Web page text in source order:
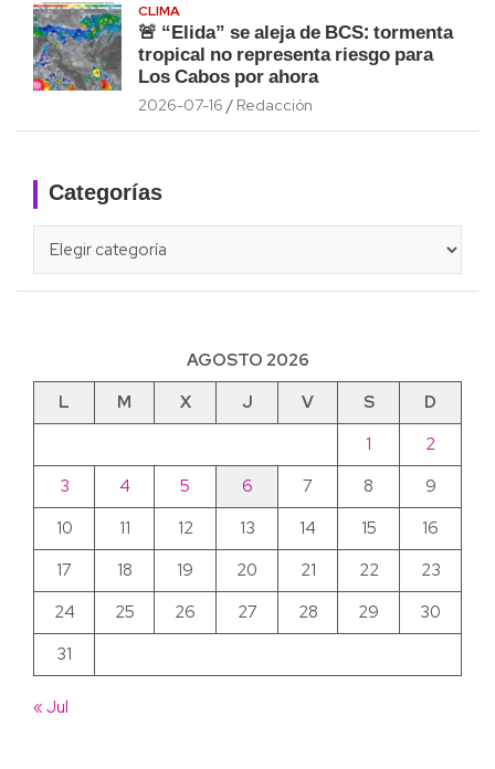
CLIMA
🚨 “Elida” se aleja de BCS: tormenta
tropical no representa riesgo para
Los Cabos por ahora
2026-07-16 Redacción
Categorías
AGOSTO 2026
L
M X J V S
D
1
2
3
4 5 6 7 8
9
10
11 12 13 14 15
16
17
18 19 20 21 22
23
24
25 26 27 28 29
30
31
« Jul